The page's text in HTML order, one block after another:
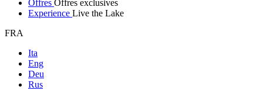
Offres Offres exclusives
Experience Live the Lake
FRA
Ita
Eng
Deu
Rus